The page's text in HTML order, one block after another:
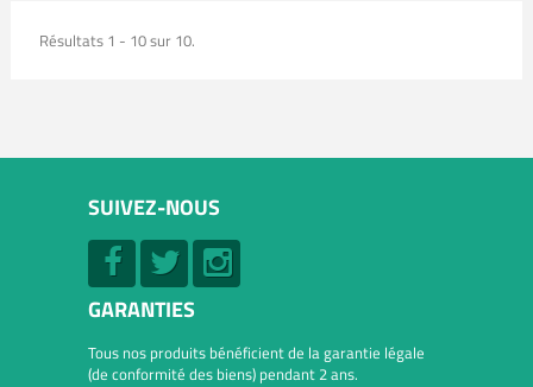
Résultats 1 - 10 sur 10.
SUIVEZ-NOUS
GARANTIES
Tous nos produits bénéficient de la garantie légale
(de conformité des biens) pendant 2 ans.